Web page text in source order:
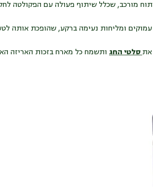
מורכב, שכלל שיתוף פעולה עם הפקולטה
ומליחות נעימה ברקע, שהופכת אותה
סלטי החג ותשמח כל מארח בזכות האריזה